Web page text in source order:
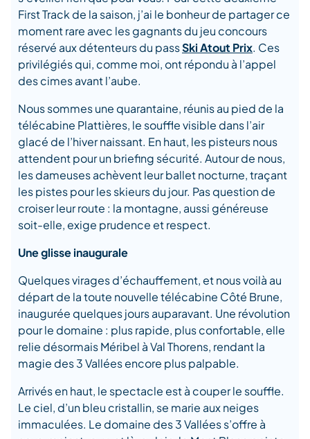
First Track de la saison, j’ai le bonheur de partager ce
moment rare avec les gagnants du jeu concours
réservé aux détenteurs du passSki Atout Prix. Ces
privilégiés qui, comme moi, ont répondu à l’appel
des cimes avant l’aube.
Nous sommes une quarantaine, réunis au pied de la
télécabine Plattières, le souffle visible dans l’air
glacé de l’hiver naissant. En haut, les pisteurs nous
attendent pour un briefing sécurité. Autour de nous,
les dameuses achèvent leur ballet nocturne, traçant
les pistes pour les skieurs du jour. Pas question de
croiser leur route : la montagne, aussi généreuse
soit-elle, exige prudence et respect.
Une glisse inaugurale
Quelques virages d’échauffement, et nous voilà au
départ de la toute nouvelle télécabine Côté Brune,
inaugurée quelques jours auparavant. Une révolution
pour le domaine : plus rapide, plus confortable, elle
relie désormais Méribel à Val Thorens, rendant la
magie des 3 Vallées encore plus palpable.
Arrivés en haut, le spectacle est à couper le souffle.
Le ciel, d’un bleu cristallin, se marie aux neiges
immaculées. Le domaine des 3 Vallées s’offre à